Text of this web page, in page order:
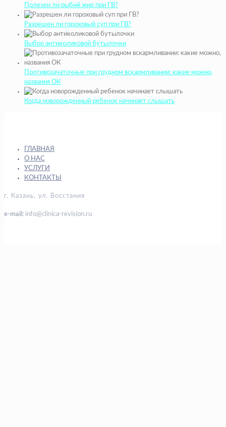
Полезен ли рыбий жир при ГВ?
Разрешен ли гороховый суп при ГВ?
Выбор антиколиковой бутылочки
Противозачаточные при грудном вскармливании: какие можно,
названия ОК
Когда новорожденный ребенок начинает слышать
ГЛАВНАЯ
О НАС
УСЛУГИ
КОНТАКТЫ
г. Казань, ул. Восстания
e-mail: info@clinica-revision.ru